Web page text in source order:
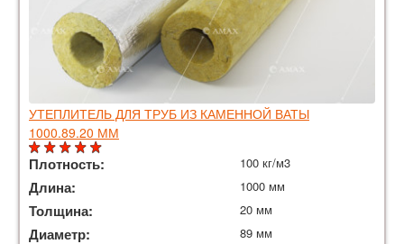
УТЕПЛИТЕЛЬ ДЛЯ ТРУБ ИЗ КАМЕННОЙ ВАТЫ
1000.89.20 ММ
Плотность: 100 кг/м3
Длина: 1000 мм
Толщина: 20 мм
Диаметр: 89 мм